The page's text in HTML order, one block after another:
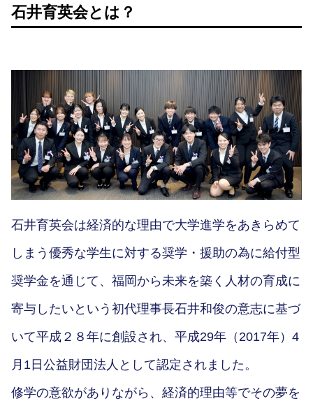
石井育英会とは？
石井育英会は経済的な理由で大学進学をあきらめて
しまう優秀な学生に対する奨学・援助の為に給付型
奨学金を通じて、福岡から未来を築く人材の育成に
寄与したいという初代理事長石井和俊の意志に基づ
いて平成２８年に創設され、平成29年（2017年）4
月1日公益財団法人として認定されました。
修学の意欲がありながら、経済的理由等でその夢を